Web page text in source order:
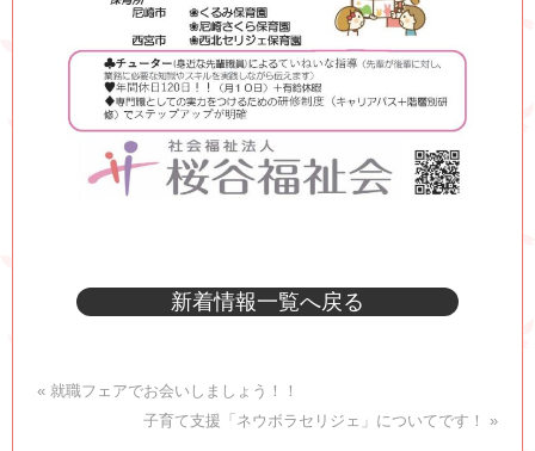
新着情報一覧へ戻る
« 就職フェアでお会いしましょう！！
子育て支援「ネウボラセリジェ」についてです！ »